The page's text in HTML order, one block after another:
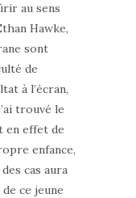
au sens
Hawke,
sont
de
à l’écran,
trouvé le
en effet de
enfance,
cas aura
ce jeune